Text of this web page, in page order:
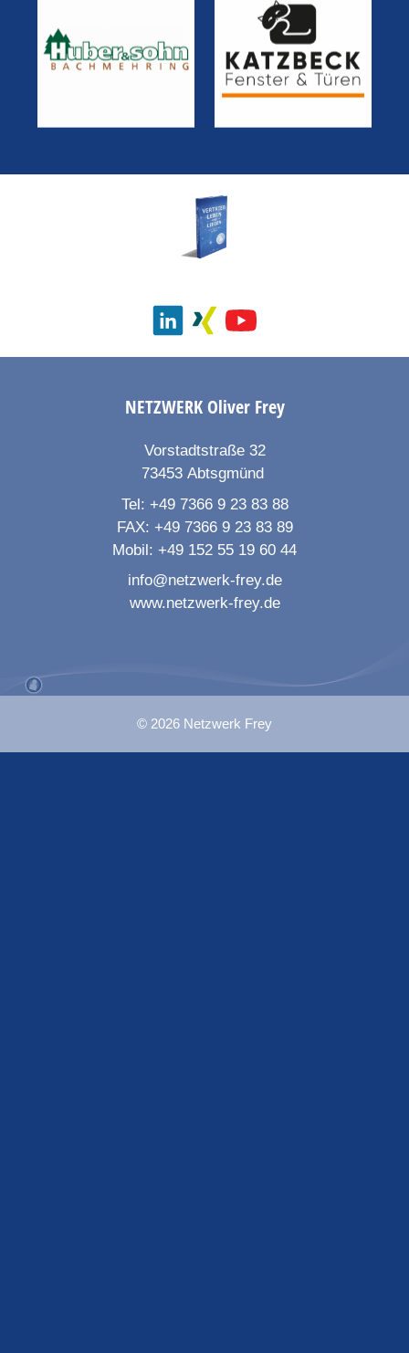
NETZWERKOliver Frey
Vorstadtstraße 32
73453 Abtsgmünd
Tel: +49 7366 9 23 83 88
FAX: +49 7366 9 23 83 89
Mobil: +49 152 55 19 60 44
info@netzwerk-frey.de
www.netzwerk-frey.de
© 2026 Netzwerk Frey